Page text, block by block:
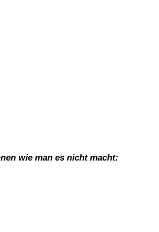
wie man es nicht macht: